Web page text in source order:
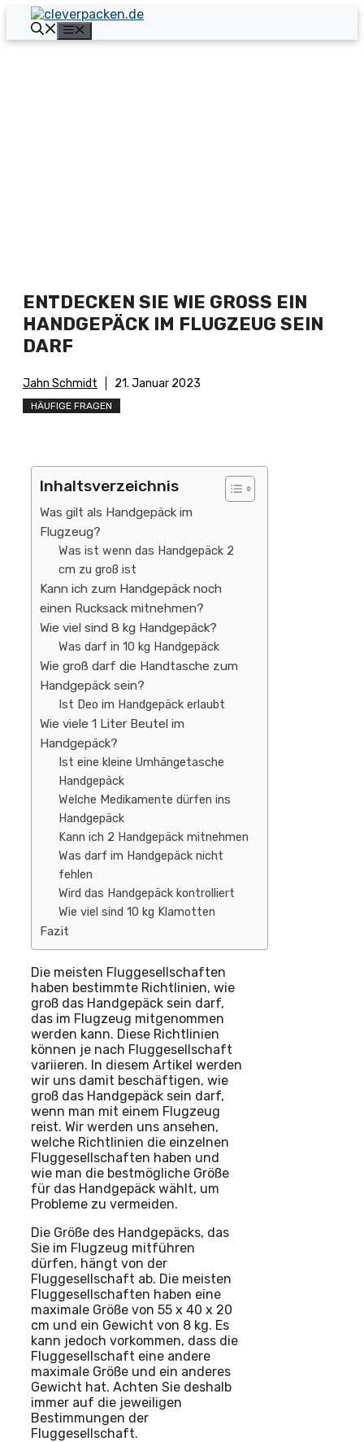
Zum
Inhalt
springen
ENTDECKEN SIE WIE GROSS EIN H
ANDGEPÄCK IM FLUGZEUG SEIN D
ARF
Jahn Schmidt 21. Januar 2023
HÄUFIGE FRAGEN
Inhaltsverzeichnis
Was gilt als Handgepäck im
Flugzeug?
Was ist wenn das Handgepäck 2
cm zu groß ist
Kann ich zum Handgepäck noch
einen Rucksack mitnehmen?
Wie viel sind 8 kg Handgepäck?
Was darf in 10 kg Handgepäck
Wie groß darf die Handtasche zum
Handgepäck sein?
Ist Deo im Handgepäck erlaubt
Wie viele 1 Liter Beutel im
Handgepäck?
Ist eine kleine Umhängetasche
Handgepäck
Welche Medikamente dürfen ins
Handgepäck
Kann ich 2 Handgepäck mitnehmen
Was darf im Handgepäck nicht
fehlen
Wird das Handgepäck kontrolliert
Wie viel sind 10 kg Klamotten
Fazit
Die meisten Fluggesellschaften
haben bestimmte Richtlinien, wie
groß das Handgepäck sein darf,
das im Flugzeug mitgenommen
werden kann. Diese Richtlinien
können je nach Fluggesellschaft
variieren. In diesem Artikel werden
wir uns damit beschäftigen, wie
groß das Handgepäck sein darf,
wenn man mit einem Flugzeug
reist. Wir werden uns ansehen,
welche Richtlinien die einzelnen
Fluggesellschaften haben und
wie man die bestmögliche Größe
für das Handgepäck wählt, um
Probleme zu vermeiden.
Die Größe des Handgepäcks, das
Sie im Flugzeug mitführen
dürfen, hängt von der
Fluggesellschaft ab. Die meisten
Fluggesellschaften haben eine
maximale Größe von 55 x 40 x 20
cm und ein Gewicht von 8 kg. Es
kann jedoch vorkommen, dass die
Fluggesellschaft eine andere
maximale Größe und ein anderes
Gewicht hat. Achten Sie deshalb
immer auf die jeweiligen
Bestimmungen der
Fluggesellschaft.